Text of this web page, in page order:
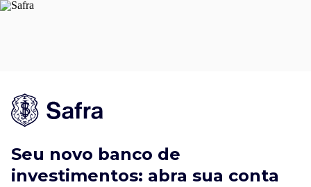
Seu novo banco de
investimentos: abra sua conta